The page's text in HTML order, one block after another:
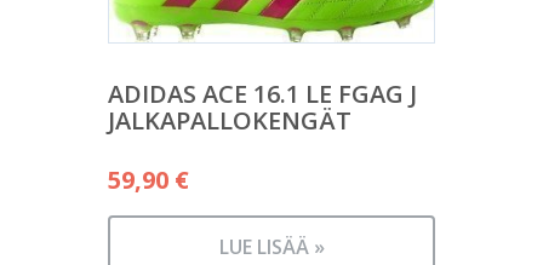
ADIDAS ACE 16.1 LE FGAG J
JALKAPALLOKENGÄT
59,90 €
LUE LISÄÄ »